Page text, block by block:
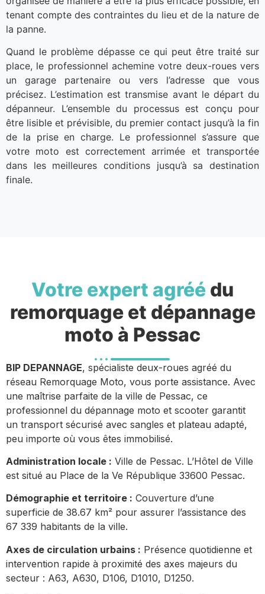
tenant compte des contraintes du lieu et de la nature de
la panne.
Quand le problème dépasse ce qui peut être traité sur
place, le professionnel achemine votre deux-roues vers
un garage partenaire ou vers l’adresse que vous
précisez. L’estimation est transmise avant le départ du
dépanneur. L’ensemble du processus est conçu pour
être lisible et prévisible, du premier contact jusqu’à la fin
de la prise en charge. Le professionnel s’assure que
votre moto est correctement arrimée et transportée
dans les meilleures conditions jusqu’à sa destination
finale.
Votre expert agréé du
remorquage et dépannage
moto à Pessac
BIP DEPANNAGE, spécialiste deux-roues agréé du
réseau Remorquage Moto, vous porte assistance. Avec
une maîtrise parfaite de la ville de Pessac, ce
professionnel du dépannage moto et scooter garantit
un transport sécurisé avec sangles et plateau adapté,
peu importe où vous êtes immobilisé.
Administration locale : Ville de Pessac. L’Hôtel de Ville
est situé au Place de la Ve République 33600 Pessac.
Démographie et territoire : Couverture d’une
superficie de 38.67 km² pour assurer l’assistance des
67 339 habitants de la ville.
Axes de circulation urbains : Présence quotidienne et
intervention rapide à proximité des axes majeurs du
secteur : A63, A630, D106, D1010, D1250.